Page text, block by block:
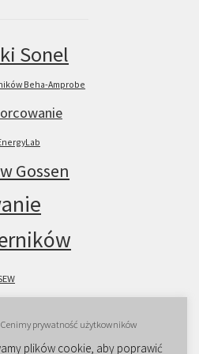
Sonel
Beha-Amprobe
Gossen
Cenimy prywatność użytkowników
plików cookie, aby poprawić